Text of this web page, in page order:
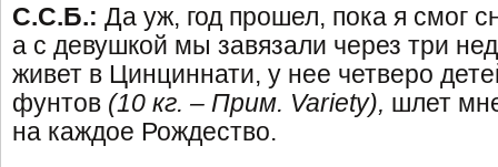
С.С.Б.: Да уж, год прошел, пока я смог
а с девушкой мы завязали через три
живет в Цинциннати, у нее четверо
фунтов (10 кг. – Прим. Variety), шлет
на каждое Рождество.